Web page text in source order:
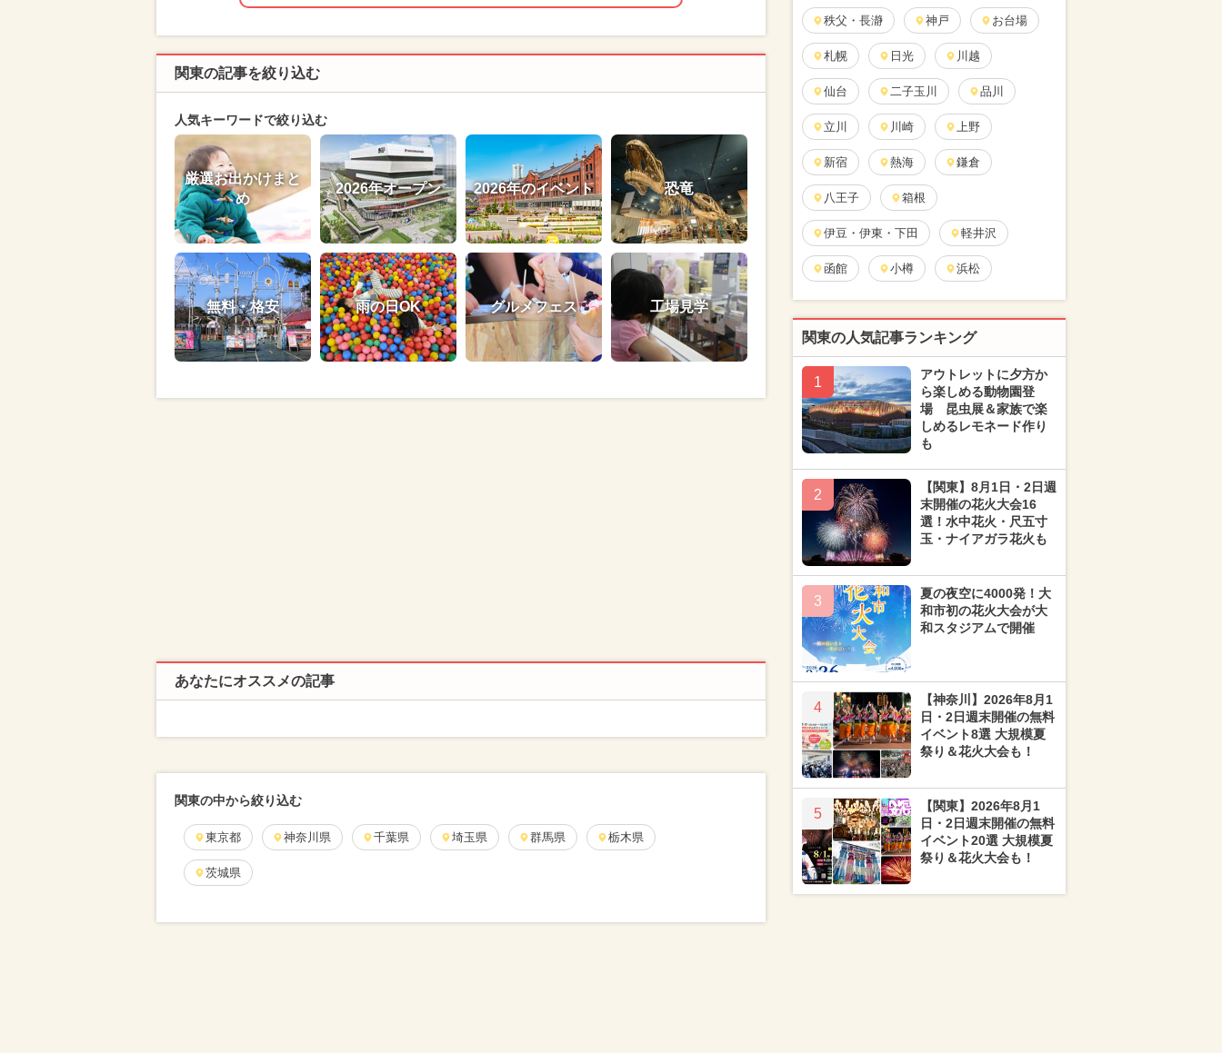
関東の記事を絞り込む
人気キーワードで絞り込む
厳選お出かけまと
め
2026年オープン 2026年のイベント 恐竜
無料・格安 雨の日OK グルメフェス 工場見学
あなたにオススメの記事
関東の中から絞り込む
東京都 神奈川県 千葉県 埼玉県 群馬県 栃木県
茨城県
秩父・長瀞 神戸 お台場
札幌 日光 川越
仙台 二子玉川 品川
立川 川崎 上野
新宿 熱海 鎌倉
八王子 箱根
伊豆・伊東・下田 軽井沢
函館 小樽 浜松
関東の人気記事ランキング
1
アウトレットに夕方か
ら楽しめる動物園登
場 昆虫展＆家族で楽
しめるレモネード作り
も
2
【関東】8月1日・2日週
末開催の花火大会16
選！水中花火・尺五寸
玉・ナイアガラ花火も
3
夏の夜空に4000発！大
和市初の花火大会が大
和スタジアムで開催
4
【神奈川】2026年8月1
日・2日週末開催の無料
イベント8選 大規模夏
祭り＆花火大会も！
5
【関東】2026年8月1
日・2日週末開催の無料
イベント20選 大規模夏
祭り＆花火大会も！